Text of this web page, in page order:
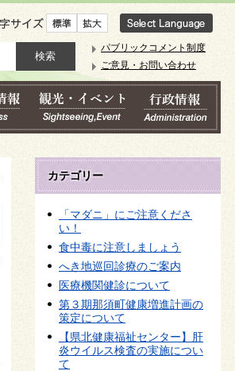
文字サイズ
パブリックコメント制度
ご意見・お問い合わせ
カテゴリー
「マダニ」にご注意くださ
い！
食中毒に注意しましょう
へき地巡回診療のご案内
医療機関健診について
第３期那須町健康増進計画の
策定について
【県北健康福祉センター】肝
炎ウイルス検査の実施につい
て